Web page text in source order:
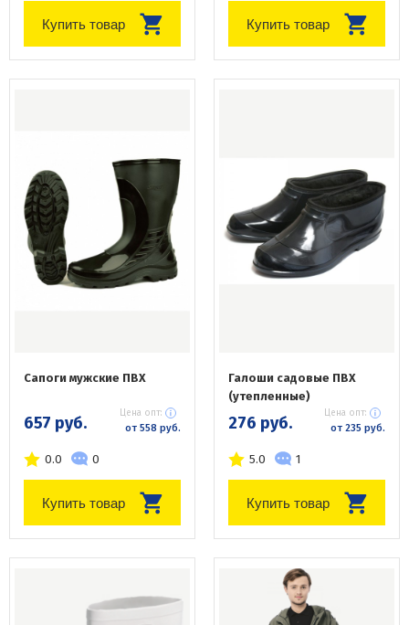
Купить товар Купить товар
Сапоги мужские ПВХ
657 руб. Цена опт:
от 558 руб.
0.0 0
Купить товар
Галоши садовые ПВХ
(утепленные)
276 руб. Цена опт:
от 235 руб.
5.0 1
Купить товар